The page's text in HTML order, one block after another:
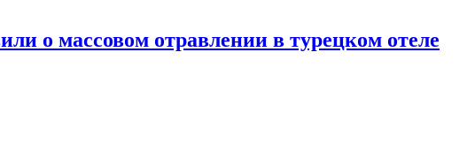
о массовом отравлении в турецком отеле